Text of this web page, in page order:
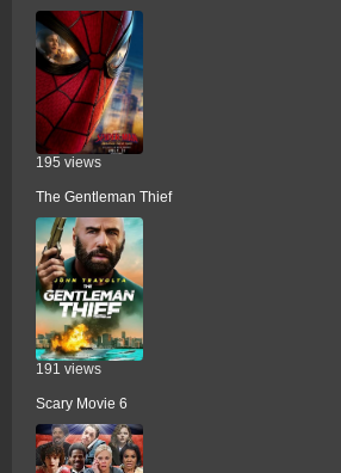
195 views
The Gentleman Thief
191 views
Scary Movie 6